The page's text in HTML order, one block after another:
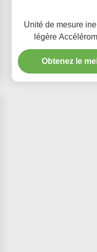
Unité de mesure
légère
Obtenez le